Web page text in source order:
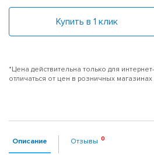
Купить в 1 клик
*Цена действительна только для
отличаться от цен в розничных магазинах
Описание Отзывы